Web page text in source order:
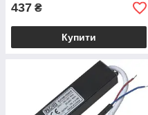
437 ₴
Купити